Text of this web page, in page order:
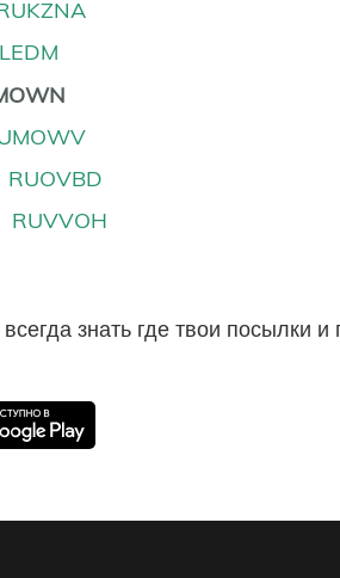
RUOVBD
RUVVOH
знать где твои посылки